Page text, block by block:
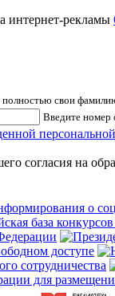
интернет-рекламы
полностью свои
Введите номер
согласия на